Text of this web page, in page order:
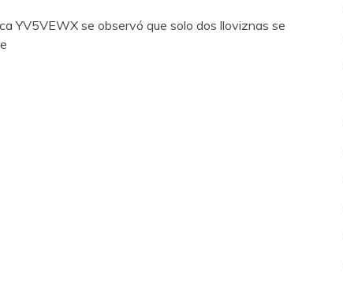
YV5VEWX se observó que solo dos lloviznas se